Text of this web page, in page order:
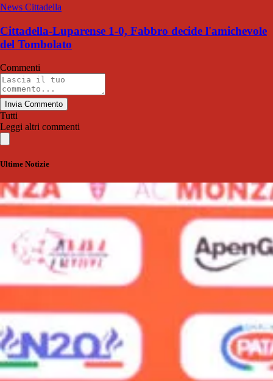
News Cittadella
Cittadella-Luparense 1-0, Fabbro decide l'amichevole
del Tombolato
Commenti
Invia Commento
Tutti
Leggi altri commenti
Ultime Notizie